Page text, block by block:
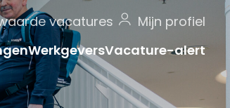
vacatures
Mijn profiel
WerkgeversVacature-alert